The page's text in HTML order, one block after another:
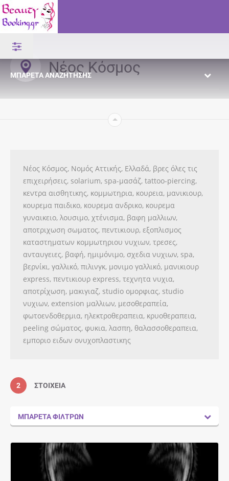
ΜΠΑΡΈΤΑ ΑΝΑΖΉΤΗΣΗΣ
Νέος Κόσμος
Νέος Κόσμος, Νομός Αττικής, Ελλαδά, βρες όλες τις
επιχειρήσεις, solarium, spa-μασάζ, tattoo-piercing,
κεντρα αισθητικης, κομμωτηρια, κουρεια, μανικιουρ,
κουρεμα παιδικο, κουρεμα ανδρικο, κουρεμα
γυναικειο, λουσιμο, χτένισμα, βαφη μαλλιων,
αποτριχωση σωματος, πεντικιουρ, εξοπλισμος
καταστηματων κομμωτηριου νυχιων, τρεσες,
ανταυγειες, βαφή, ημιμόνιμο, σχεδια νυχιων, spa,
βερνίκι, γαλλικό, πιλινγκ, μονιμο γαλλικό, μανικιουρ
express, πεντικιουρ express, τεχνητα νυχια,
αποτρίχωση, μακιγιαζ, studio ομορφιας, studio
νυχιων, extension μαλλιων, μεσοθεραπεία,
φωτοενδοθερμια, ηλεκτροθεραπεια, κρυοθεραπεια,
peeling σώματος, φυκια, λασπη, θαλασσοθεραπεια,
εμποριο ειδων ονυχοπλαστικης
2 ΣΤΟΙΧΕΊΑ
ΜΠΑΡΈΤΑ ΦΊΛΤΡΩΝ